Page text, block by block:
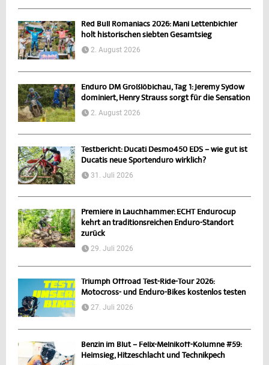
Red Bull Romaniacs 2026: Mani Lettenbichler
holt historischen siebten Gesamtsieg
2. August 2026
Enduro DM Großlöbichau, Tag 1: Jeremy Sydow
dominiert, Henry Strauss sorgt für die Sensation
2. August 2026
Testbericht: Ducati Desmo450 EDS – wie gut ist
Ducatis neue Sportenduro wirklich?
31. Juli 2026
Premiere in Lauchhammer: ECHT Endurocup
kehrt an traditionsreichen Enduro-Standort
zurück
29. Juli 2026
Triumph Offroad Test-Ride-Tour 2026:
Motocross- und Enduro-Bikes kostenlos testen
27. Juli 2026
Benzin im Blut – Felix-Melnikoff-Kolumne #59:
Heimsieg, Hitzeschlacht und Technikpech